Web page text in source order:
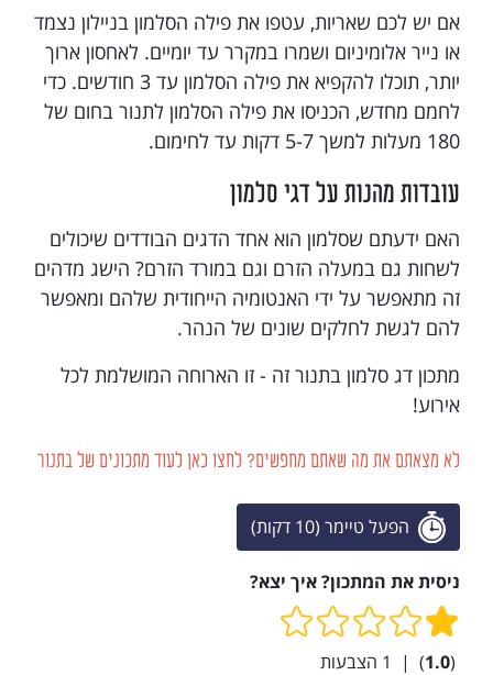
אם יש לכם שאריות, עטפו את פילה הסלמון בניילון נצמד
או נייר אלומיניום ושמרו במקרר עד יומיים. לאחסון ארוך
יותר, תוכלו להקפיא את פילה הסלמון עד 3 חודשים. כדי
לחמם מחדש, הכניסו את פילה הסלמון לתנור בחום של
180 מעלות למשך 5-7 דקות עד לחימום.
עובדות מהנות על דגי סלמון
האם ידעתם שסלמון הוא אחד הדגים הבודדים שיכולים
לשחות גם במעלה הזרם וגם במורד הזרם? הישג מדהים
זה מתאפשר על ידי האנטומיה הייחודית שלהם ומאפשר
להם לגשת לחלקים שונים של הנהר.
מתכון דג סלמון בתנור זה - זו הארוחה המושלמת לכל
אירוע!
לא מצאתם את מה שאתם מחפשים? לחצו כאן לעוד מתכונים של בתנור
הפעל טיימר (10 דקות)
ניסית את המתכון? איך יצא?
(
1.0
)
|
1 הצבעות